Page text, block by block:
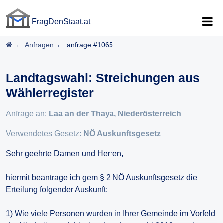
FragDenStaat.at
Startseite
Anfragen anfrage #1065
Landtagswahl: Streichungen aus
Wählerregister
Anfrage an: Laa an der Thaya, Niederösterreich
Verwendetes Gesetz: NÖ Auskunftsgesetz
Sehr geehrte Damen und Herren,
hiermit beantrage ich gem § 2 NÖ Auskunftsgesetz die
Erteilung folgender Auskunft:
1) Wie viele Personen wurden in Ihrer Gemeinde im Vorfeld